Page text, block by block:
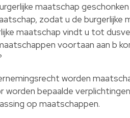
maatschap geschonken
zodat u de burgerlijke
maatschap vindt u tot
voortaan aan b
worden
worden bepaalde
op maatschappen.